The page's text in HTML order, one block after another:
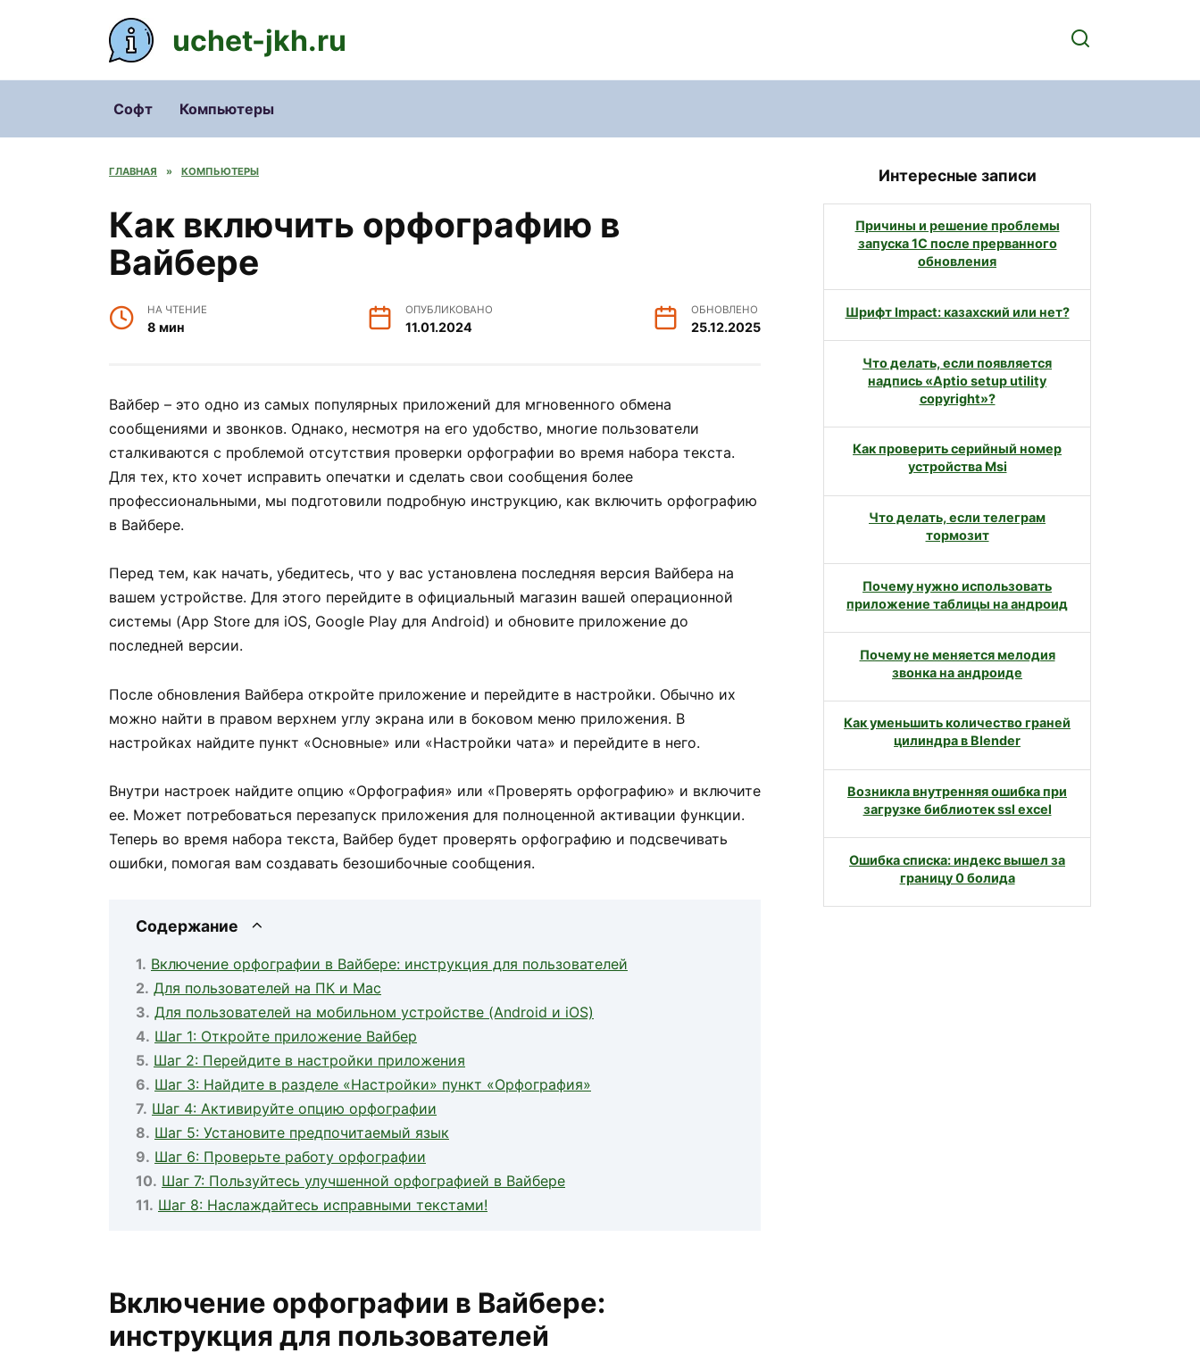
uchet-jkh.ru
Софт Компьютеры
ГЛАВНАЯ » КОМПЬЮТЕРЫ
Как включить орфографию в
Вайбере
НА ЧТЕНИЕ
8 мин
ОПУБЛИКОВАНО
11.01.2024
ОБНОВЛЕНО
25.12.2025
Вайбер – это одно из самых популярных приложений для мгновенного обмена
сообщениями и звонков. Однако, несмотря на его удобство, многие пользователи
сталкиваются с проблемой отсутствия проверки орфографии во время набора текста.
Для тех, кто хочет исправить опечатки и сделать свои сообщения более
профессиональными, мы подготовили подробную инструкцию, как включить орфографию
в Вайбере.
Перед тем, как начать, убедитесь, что у вас установлена последняя версия Вайбера на
вашем устройстве. Для этого перейдите в официальный магазин вашей операционной
системы (App Store для iOS, Google Play для Android) и обновите приложение до
последней версии.
После обновления Вайбера откройте приложение и перейдите в настройки. Обычно их
можно найти в правом верхнем углу экрана или в боковом меню приложения. В
настройках найдите пункт «Основные» или «Настройки чата» и перейдите в него.
Внутри настроек найдите опцию «Орфография» или «Проверять орфографию» и включите
ее. Может потребоваться перезапуск приложения для полноценной активации функции.
Теперь во время набора текста, Вайбер будет проверять орфографию и подсвечивать
ошибки, помогая вам создавать безошибочные сообщения.
Содержание
Включение орфографии в Вайбере: инструкция для пользователей
Для пользователей на ПК и Mac
Для пользователей на мобильном устройстве (Android и iOS)
Шаг 1: Откройте приложение Вайбер
Шаг 2: Перейдите в настройки приложения
Шаг 3: Найдите в разделе «Настройки» пункт «Орфография»
Шаг 4: Активируйте опцию орфографии
Шаг 5: Установите предпочитаемый язык
Шаг 6: Проверьте работу орфографии
Шаг 7: Пользуйтесь улучшенной орфографией в Вайбере
Шаг 8: Наслаждайтесь исправными текстами!
Включение орфографии в Вайбере:
инструкция для пользователей
Интересные записи
Причины и решение проблемы
запуска 1С после прерванного
обновления
Шрифт Impact: казахский или нет?
Что делать, если появляется
надпись «Aptio setup utility
copyright»?
Как проверить серийный номер
устройства Msi
Что делать, если телеграм
тормозит
Почему нужно использовать
приложение таблицы на андроид
Почему не меняется мелодия
звонка на андроиде
Как уменьшить количество граней
цилиндра в Blender
Возникла внутренняя ошибка при
загрузке библиотек ssl excel
Ошибка списка: индекс вышел за
границу 0 болида